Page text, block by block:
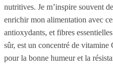
nutritives. Je m’inspire souvent
enrichir mon alimentation avec
antioxydants, et fibres
sûr, est un concentré de vitamine
pour la bonne humeur et la